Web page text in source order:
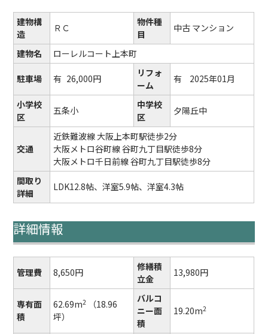
建物構
造
ＲＣ
物件種
目
中古 マンション
建物名 ローレルコート上本町
駐車場 有 26,000円
リフォ
ーム
有 2025年01月
小学校
区
五条小
中学校
区
夕陽丘中
交通
近鉄難波線 大阪上本町駅徒歩2分
大阪メトロ谷町線 谷町九丁目駅徒歩8分
大阪メトロ千日前線 谷町九丁目駅徒歩8分
間取り
詳細
LDK12.8帖、洋室5.9帖、洋室4.3帖
詳細情報
管理費 8,650円
修繕積
立金
13,980円
専有面
積
62.69m2
（18.96
坪）
バルコ
ニー面
積
19.20m2